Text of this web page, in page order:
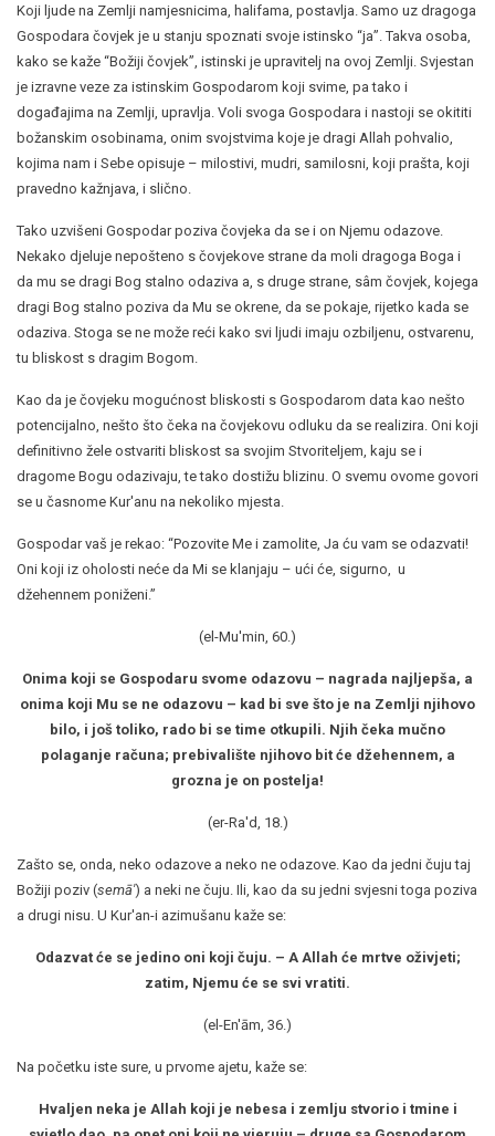
Koji ljude na Zemlji namjesnicima, halifama, postavlja. Samo uz dragoga
Gospodara čovjek je u stanju spoznati svoje istinsko “ja”. Takva osoba,
kako se kaže “Božiji čovjek”, istinski je upravitelj na ovoj Zemlji. Svjestan
je izravne veze za istinskim Gospodarom koji svime, pa tako i
događajima na Zemlji, upravlja. Voli svoga Gospodara i nastoji se okititi
božanskim osobinama, onim svojstvima koje je dragi Allah pohvalio,
kojima nam i Sebe opisuje – milostivi, mudri, samilosni, koji prašta, koji
pravedno kažnjava, i slično.
Tako uzvišeni Gospodar poziva čovjeka da se i on Njemu odazove.
Nekako djeluje nepošteno s čovjekove strane da moli dragoga Boga i
da mu se dragi Bog stalno odaziva a, s druge strane, sâm čovjek, kojega
dragi Bog stalno poziva da Mu se okrene, da se pokaje, rijetko kada se
odaziva. Stoga se ne može reći kako svi ljudi imaju ozbiljenu, ostvarenu,
tu bliskost s dragim Bogom.
Kao da je čovjeku mogućnost bliskosti s Gospodarom data kao nešto
potencijalno, nešto što čeka na čovjekovu odluku da se realizira. Oni koji
definitivno žele ostvariti bliskost sa svojim Stvoriteljem, kaju se i
dragome Bogu odazivaju, te tako dostižu blizinu. O svemu ovome govori
se u časnome Kur'anu na nekoliko mjesta.
Gospodar vaš je rekao: “Pozovite Me i zamolite, Ja ću vam se odazvati!
Oni koji iz oholosti neće da Mi se klanjaju – ući će, sigurno, u
džehennem poniženi.”
(el-Mu'min, 60.)
Onima koji se Gospodaru svome odazovu – nagrada najljepša, a
onima koji Mu se ne odazovu – kad bi sve što je na Zemlji njihovo
bilo, i još toliko, rado bi se time otkupili. Njih čeka mučno
polaganje računa; prebivalište njihovo bit će džehennem, a
grozna je on postelja!
(er-Ra'd, 18.)
Zašto se, onda, neko odazove a neko ne odazove. Kao da jedni čuju taj
Božiji poziv (semā') a neki ne čuju. Ili, kao da su jedni svjesni toga poziva
a drugi nisu. U Kur'an-i azimušanu kaže se:
Odazvat će se jedino oni koji čuju. – A Allah će mrtve oživjeti;
zatim, Njemu će se svi vratiti.
(el-En'ām, 36.)
Na početku iste sure, u prvome ajetu, kaže se:
Hvaljen neka je Allah koji je nebesa i zemlju stvorio i tmine i